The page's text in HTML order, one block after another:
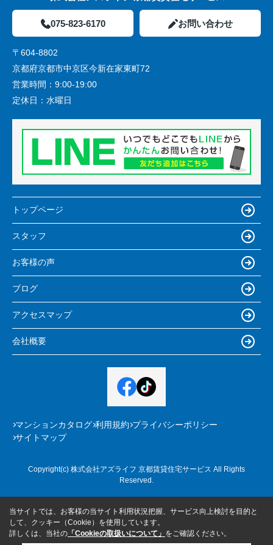
075-823-6170 お問い合わせ
〒604-8802
京都府京都市中京区今新在家東町72
営業時間： 9:00-19:00
定休日： 水曜日
トップページ
スタッフ
お客様の声
ブログ
アクセスマップ
会社概要
マンションカタログ 利用規約 プライバシーポリシー
サイトマップ
Copyright(c) 株式会社アズライフ 京都賃貸住宅サービス All Rights
Reserved.
当サイトでは、お客様の当サイト利用状況把握、サービス向上検討を目的と
して、クッキー（Cookie）を使用しています。
詳しくは、当社の 「Cookieの取扱いについて」 をご確認ください。